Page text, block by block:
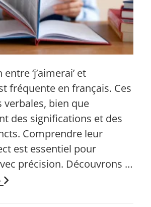
‘j’aimerai’ et
fréquente en français. Ces
verbales, bien que
des significations et des
Comprendre leur
est essentiel pour
précision. Découvrons …